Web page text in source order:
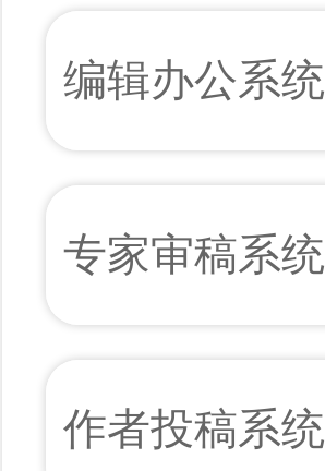
编辑办公系统
专家审稿系统
作者投稿系统